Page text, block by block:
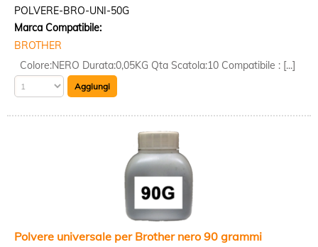
POLVERE-BRO-UNI-50G
Marca Compatibile:
BROTHER
Colore:NERO Durata:0,05KG Qta Scatola:10 Compatibile : [...]
Polvere universale per Brother nero 90 grammi